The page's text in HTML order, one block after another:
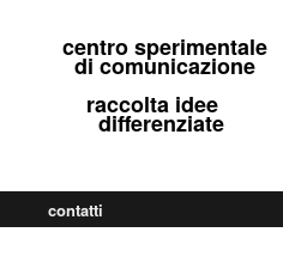
centro sperimentale
di comunicazione
raccolta idee
differenziate
contatti